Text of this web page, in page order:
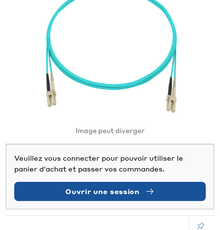
Image peut diverger
Veuillez vous connecter pour pouvoir utiliser le
panier d'achat et passer vos commandes.
Ouvrir une session